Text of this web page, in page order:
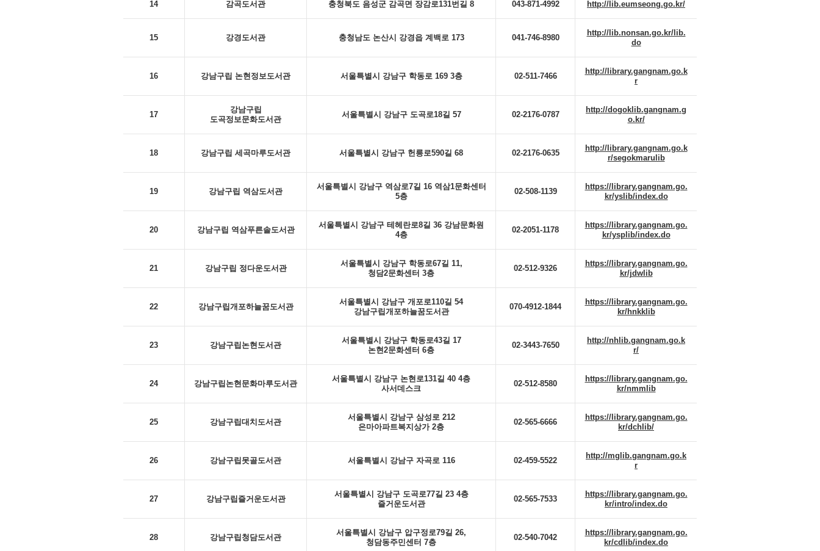
14 감곡도서관 충청북도 음성군 감곡면 장감로131번길 8 043-871-4992 http://lib.eumseong.go.kr/
15 강경도서관 충청남도 논산시 강경읍 계백로 173 041-746-8980
http://lib.nonsan.go.kr/lib.
do
16 강남구립 논현정보도서관 서울특별시 강남구 학동로 169 3층 02-511-7466
http://library.gangnam.go.k
r
17
강남구립
도곡정보문화도서관
서울특별시 강남구 도곡로18길 57 02-2176-0787
http://dogoklib.gangnam.g
o.kr/
18 강남구립 세곡마루도서관 서울특별시 강남구 헌릉로590길 68 02-2176-0635
http://library.gangnam.go.k
r/segokmarulib
19 강남구립 역삼도서관
서울특별시 강남구 역삼로7길 16 역삼1문화센터
5층
02-508-1139
https://library.gangnam.go.
kr/yslib/index.do
20 강남구립 역삼푸른솔도서관
서울특별시 강남구 테헤란로8길 36 강남문화원
4층
02-2051-1178
https://library.gangnam.go.
kr/ysplib/index.do
21 강남구립 정다운도서관
서울특별시 강남구 학동로67길 11,
청담2문화센터 3층
02-512-9326
https://library.gangnam.go.
kr/jdwlib
22 강남구립개포하늘꿈도서관
서울특별시 강남구 개포로110길 54
강남구립개포하늘꿈도서관
070-4912-1844
https://library.gangnam.go.
kr/hnkklib
23 강남구립논현도서관
서울특별시 강남구 학동로43길 17
논현2문화센터 6층
02-3443-7650
http://nhlib.gangnam.go.k
r/
24 강남구립논현문화마루도서관
서울특별시 강남구 논현로131길 40 4층
사서데스크
02-512-8580
https://library.gangnam.go.
kr/nmmlib
25 강남구립대치도서관
서울특별시 강남구 삼성로 212
은마아파트복지상가 2층
02-565-6666
https://library.gangnam.go.
kr/dchlib/
26 강남구립못골도서관 서울특별시 강남구 자곡로 116 02-459-5522
http://mglib.gangnam.go.k
r
27 강남구립즐거운도서관
서울특별시 강남구 도곡로77길 23 4층
즐거운도서관
02-565-7533
https://library.gangnam.go.
kr/intro/index.do
28 강남구립청담도서관
서울특별시 강남구 압구정로79길 26,
청담동주민센터 7층
02-540-7042
https://library.gangnam.go.
kr/cdlib/index.do